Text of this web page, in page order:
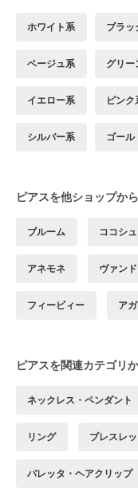
ホワイト系 ブラッ
ベージュ系 グリー
イエロー系 ピンク
シルバー系 ゴール
ピアスを他ショップか
ブルーム ココシ
アネモネ ヴァン
フィービィー ア
ピアスを関連カテゴリ
ネックレス・ペンダント
リング ブレスレ
バレッタ・ヘアクリップ